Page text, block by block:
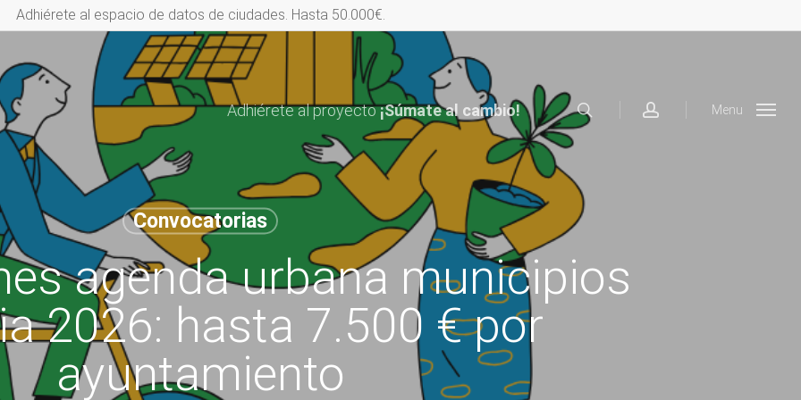
Adhiérete al espacio de datos de ciudades. Hasta 50.000€.
Adhiérete al proyecto¡Súmate al cambio! Menu
Convocatorias
agenda urbana municipios
2026: hasta 7.500 € por
ayuntamiento